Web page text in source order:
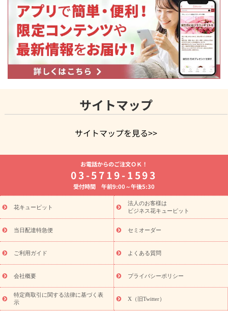
サイトマップ
サイトマップを見る>>
よく贈られる花
お祝いの花特集
誕生日フラワーギフト特集
8月の誕生花(トルコキキョウ)
開店・開業祝い
お供え・お悔やみ お供え・お悔やみの花
通夜・葬儀に贈る花 胡蝶蘭・花鉢
ーブドフラワー
季節のイベント
ひまわり ギフト・プレゼント
特集
お盆 花（新盆・初盆） 季節のイベント
お盆 花（新
盆・初盆）
お盆 花（新盆・初盆）
お盆・お供え 花とセットギ
フト
お盆・お供え プリザーブドフラワー
ひまわり ギフト・プ
レゼント特集
夏の花贈り・お中元・暑中見舞い 花のギフト特集
敬老の日におくる花ギフト・プレゼント特集
花ギフト・プレゼント特集
敬老の日 花のおすすめランキング
敬
老の日 花鉢植えのギフト・プレゼント特集
敬老の日 花とセットギ
フト・プレゼント特集
敬老の日の花 全てのギフト一覧
キャン
ペーン
映画『ウォーターガーディアンズ』コラボキャンペーン
「きょう誕生日なんです」キャンペーン
誕生日の花を探す
お電話からのご注文ＯＫ！
03-5719-1593
受付時間 午前9:00～午後5:30
花キューピット
法人のお客様は
ビジネス花キューピット
当日配達特急便 セミオーダー
ご利用ガイド よくある質問
会社概要 プライバシーポリシー
特定商取引に関する法律に基づく表
示
X（旧Twitter）